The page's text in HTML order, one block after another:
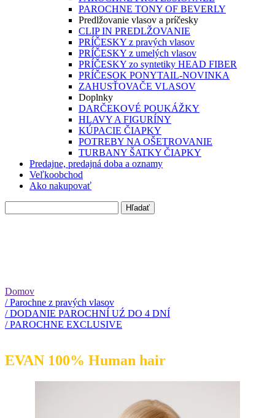
PAROCHNE TONY OF BEVERLY
Predlžovanie vlasov a príčesky
CLIP IN PREDLŽOVANIE
PRÍČESKY z pravých vlasov
PRÍČESKY z umelých vlasov
PRÍČESKY zo syntetiky HEAD FIBER
PRÍČESOK PONYTAIL-NOVINKA
ZAHUSŤOVAČE VLASOV
Doplnky
DARČEKOVÉ POUKÁŽKY
HLAVY A FIGURÍNY
KÚPACIE ČIAPKY
POTREBY NA OŠETROVANIE
TURBANY ŠATKY ČIAPKY
Predajne, predajná doba a oznamy
Veľkoobchod
Ako nakupovať
Domov
/ Parochne z pravých vlasov
/ DODANIE PAROCHNÍ UŹ DO 4 DNÍ
/ PAROCHNE EXCLUSIVE
EVAN 100% Human hair